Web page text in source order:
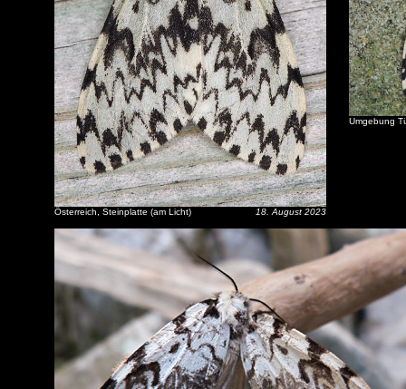
Umgebung
Österreich, Steinplatte (am Licht) 18. August 2023